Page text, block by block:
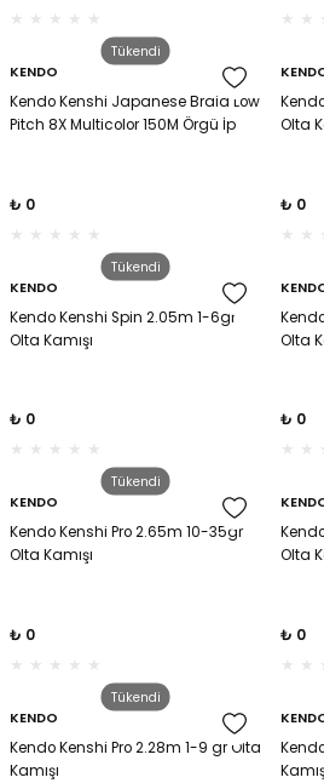
Tükendi
KENDO
Kendo Kenshi Japanese Braid Low
Pitch 8X Multicolor 150M Örgü İp
₺ 0
Olta
₺ 0
Tükendi
KENDO
Kendo Kenshi Spin 2.05m 1-6gr
Olta Kamışı
₺ 0
Olta
₺ 0
Tükendi
KENDO
Kendo Kenshi Pro 2.65m 10-35gr
Olta Kamışı
₺ 0
Olta
₺ 0
Tükendi
KENDO
Kendo Kenshi Pro 2.28m 1-9 gr Olta
Kamışı